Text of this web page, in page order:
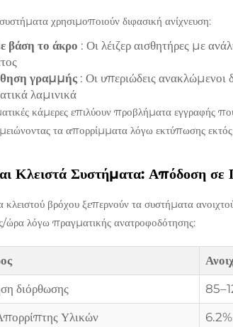
χρησιμοποιούν διφασική ανίχνευση:
βάση το άκρο : Οι λέιζερ αισθητήρες με
γραμμής : Οι υπεριώδεις ανακλώμενοι
λαμινικά
κάμερες επιλύουν προβλήματα εγγραφής
τα απορρίμματα λόγω εκτύπωσης
Κλειστά Συστήματα: Απόδοση σε
κλειστού βρόχου ξεπερνούν τα συστήματα
ώρα λόγω πραγματικής ανατροφοδότησης:
διόρθωσης
Υλικών
6.2%